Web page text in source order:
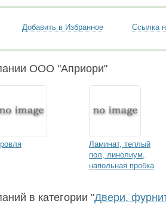
Добавить в Избранное Ссылка
ООО "Априори"
Ламинат, теплый
пол, линолиум,
напольная пробка
в категории "Двери,